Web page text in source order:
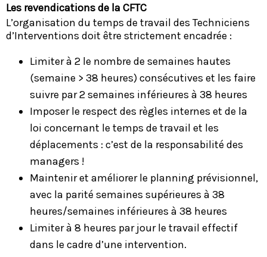
Les revendications de la CFTC
L’organisation du temps de travail des Techniciens
d’Interventions doit être strictement encadrée :
Limiter à 2 le nombre de semaines hautes
(semaine > 38 heures) consécutives et les faire
suivre par 2 semaines inférieures à 38 heures
Imposer le respect des règles internes et de la
loi concernant le temps de travail et les
déplacements : c’est de la responsabilité des
managers !
Maintenir et améliorer le planning prévisionnel,
avec la parité semaines supérieures à 38
heures/semaines inférieures à 38 heures
Limiter à 8 heures par jour le travail effectif
dans le cadre d’une intervention.